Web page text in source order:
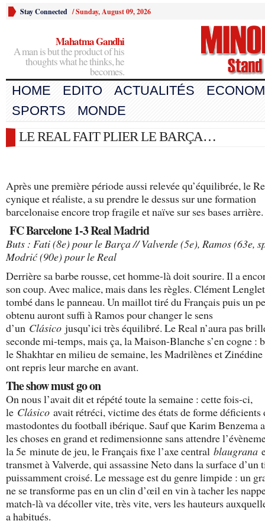
Stay Connected /Sunday, August 09, 2026
Mahatma Gandhi
A man is but the product of his
thoughts what he thinks, he
becomes.
HOME EDITO ACTUALITÉS
SPORTS
MONDE
LE REAL FAIT PLIER LE BARÇA…
Après une première période aussi relevée qu’équilibrée, le
cynique et réaliste, a su prendre le dessus sur une formation
barcelonaise encore trop fragile et naïve sur ses bases arrière.
FC Barcelone 1-3 Real Madrid
Buts : Fati (8e) pour le Barça // Valverde (5e), Ramos (63e,
Modrić (90e) pour le Real
Derrière sa barbe rousse, cet homme-là doit sourire. Il a
son coup. Avec malice, mais dans les règles. Clément
tombé dans le panneau. Un maillot tiré du Français puis un
obtenu auront suffi à Ramos pour changer le sens
d’un Clásico jusqu’ici très équilibré. Le Real n’aura pas
seconde mi-temps, mais ça, la Maison-Blanche s’en cogne :
le Shakhtar en milieu de semaine, les Madrilènes et
ont repris leur marche en avant.
The show must go on
On nous l’avait dit et répété toute la semaine : cette fois-ci,
le Clásico avait rétréci, victime des états de forme déficients
mastodontes du football ibérique. Sauf que Karim Benzema
les choses en grand et redimensionne sans attendre
la 5e minute de jeu, le Français fixe l’axe central blaugrana
transmet à Valverde, qui assassine Neto dans la surface d’un
puissamment croisé. Le message est du genre limpide : un
ne se transforme pas en un clin d’œil en vin à tacher les
match-là va décoller vite, très vite, vers les hauteurs
a habitués.